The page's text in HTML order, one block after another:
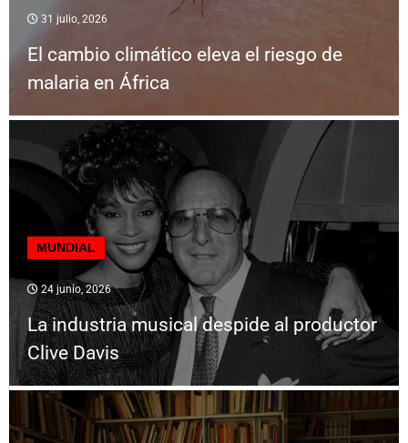
31 julio, 2026
El cambio climático eleva el riesgo de
malaria en África
MUNDIAL
24 junio, 2026
La industria musical despide al productor
Clive Davis